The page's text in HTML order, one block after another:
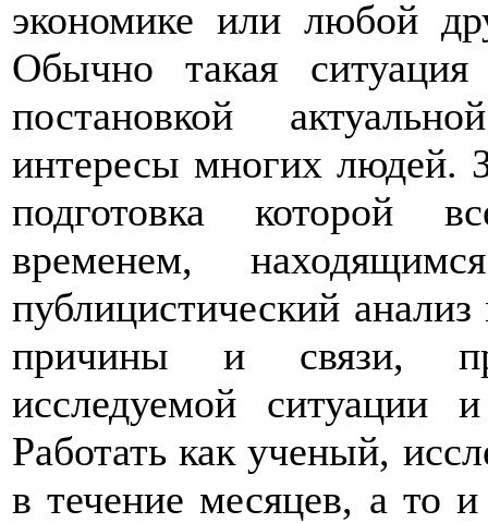
экономике или любой
Обычно такая
постановкой
интересы многих людей.
подготовка которой
временем,
публицистический
причины и связи,
исследуемой
Работать как ученый,
в течение месяцев, а то